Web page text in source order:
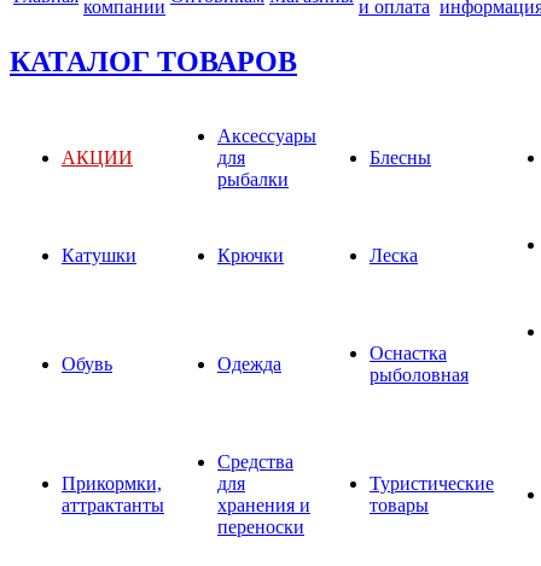
компании
и оплата
КАТАЛОГ ТОВАРОВ
АКЦИИ
Аксессуары
для
рыбалки
Блесны
Катушки Крючки Леска
Обувь Одежда
Оснастка
рыболовная
Прикормки,
аттрактанты
Средства
для
хранения и
переноски
Туристические
товары